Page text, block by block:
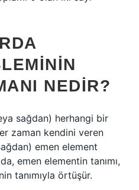
NEDIR?
sağdan) herhangi bir
zaman kendini veren
emen element
emen elementin tanımı,
tanımıyla örtüşür.